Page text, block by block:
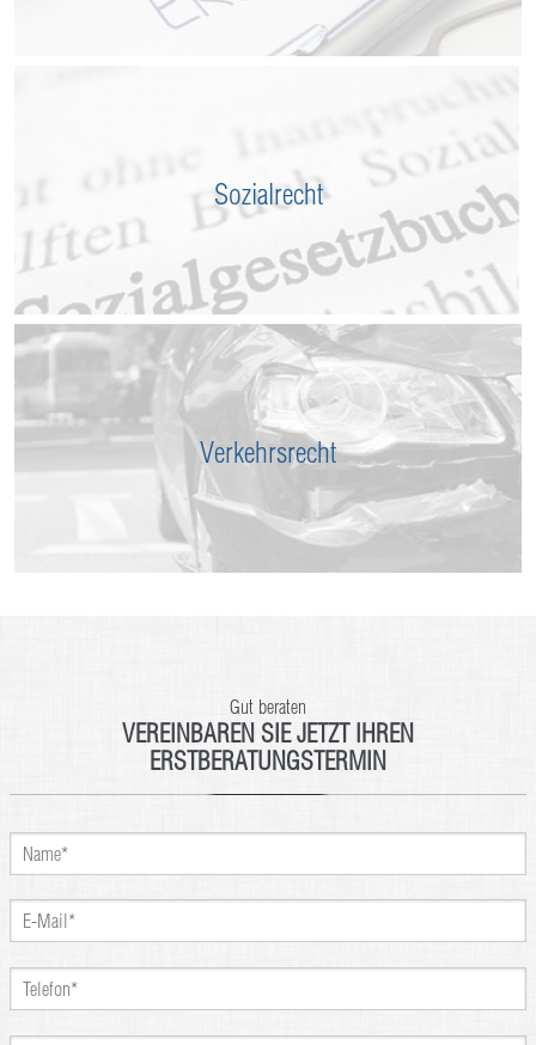
Sozialrecht
Verkehrsrecht
Gut beraten
VEREINBAREN SIE JETZT IHREN
ERSTBERATUNGSTERMIN